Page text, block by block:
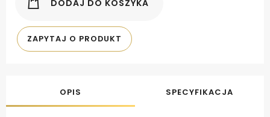
DODAJ DO KOSZYKA
ZAPYTAJ O PRODUKT
OPIS SPECYFIKACJA